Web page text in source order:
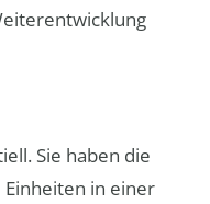
Sie haben die
in einer